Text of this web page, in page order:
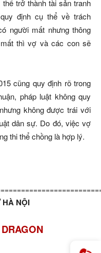
trở thành tài sản tranh
định cụ thể về trách
người mất nhưng thông
thì vợ và các con sẽ
cũng quy định rõ trong
pháp luật không quy
không được trái với
dân sự. Do đó, việc vợ
thi thể chồng là hợp lý.
NỘI